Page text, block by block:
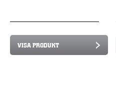
VISA PRODUKT